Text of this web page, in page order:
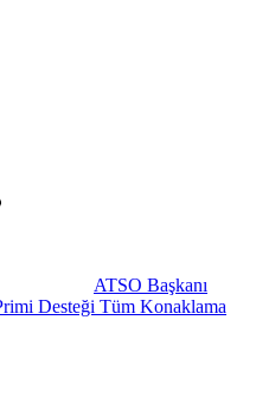
ATSO Başkanı
Desteği Tüm Konaklama